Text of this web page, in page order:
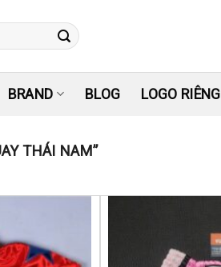
BRAND BLOG LOGO RIÊNG
THÁI NAM”
thích